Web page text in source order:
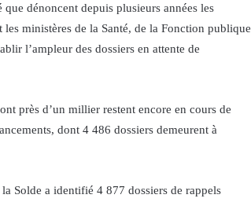
dénoncent depuis plusieurs années les
ministères de la Santé, de la Fonction publique
l’ampleur des dossiers en attente de
près d’un millier restent encore en cours de
dont 4 486 dossiers demeurent à
Solde a identifié 4 877 dossiers de rappels